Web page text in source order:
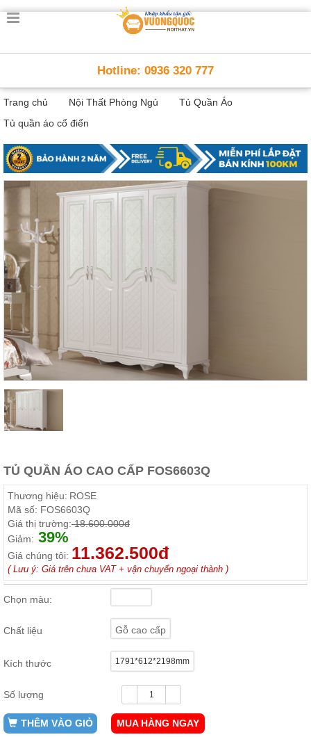
Trang
Thông
Minh
Nội
thất
minh
Nội
bàn
học, tủ
sách
Phòng
Khách
Sofa,
Bàn
trà...
Nội
Phòng
Giường
áo, bàn
trang
điểm
Nội
Thất
ăn,
kệ
Nội
Thất
Ban
Hotline: 0936 320 777
Trang chủ Nội Thất Phòng Ngủ
Tủ Quần Áo
Tủ quần áo cổ điển
TỦ QUẦN ÁO CAO CẤP FOS6603Q
Thương hiệu: ROSE
Mã số: FOS6603Q
Giá thị trường:18.600.000đ
Giảm: 39%
Giá chúng tôi: 11.362.500đ
( Lưu ý: Giá trên chưa VAT + vận chuyển ngoại thành )
Chọn màu:
Chất liệu Gỗ cao cấp
Kích thước 1791*612*2198mm
Số lượng
THÊM VÀO GIỎ MUA HÀNG NGAY